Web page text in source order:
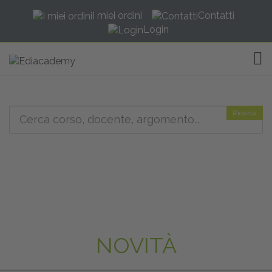
I miei ordini
Contatti
Login
Ricerca
NOVITÀ